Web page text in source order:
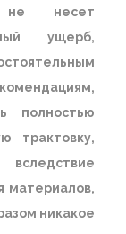
не несет
ущерб,
полностью
трактовку,
материалов,
никакое